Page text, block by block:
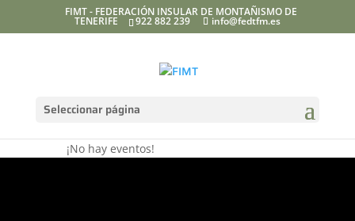
FIMT - FEDERACIÓN INSULAR DE MONTAÑISMO DE
TENERIFE 922 882 239 info@fedtfm.es
Seleccionar página
Carreras x Montaña
¡No hay eventos!